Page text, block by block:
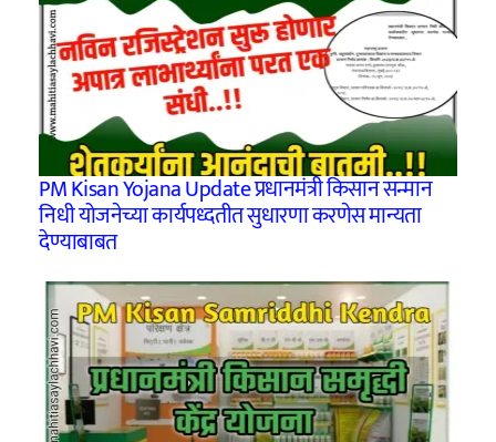
PM Kisan Yojana Update प्रधानमंत्री किसान सन्मान
निधी योजनेच्या कार्यपध्दतीत सुधारणा करणेस मान्यता
देण्याबाबत